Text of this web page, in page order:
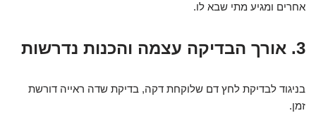
אחרים ומגיע מתי שבא לו.
3. אורך הבדיקה עצמה והכנות נדרשות
בניגוד לבדיקת לחץ דם שלוקחת דקה, בדיקת שדה ראייה דורשת
זמן.